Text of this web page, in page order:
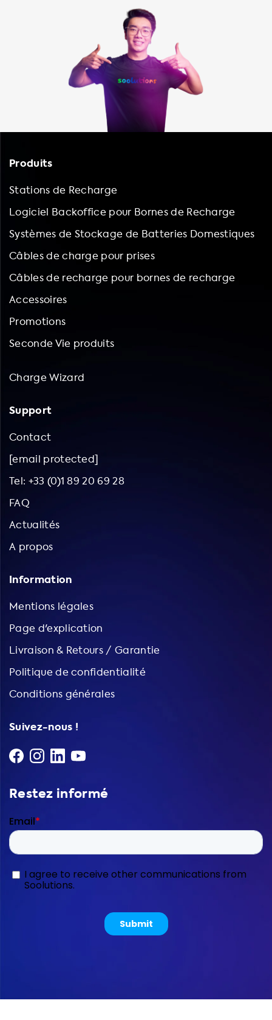
Produits
Stations de Recharge
Logiciel Backoffice pour Bornes de Recharge
Systèmes de Stockage de Batteries Domestiques
Câbles de charge pour prises
Câbles de recharge pour bornes de recharge
Accessoires
Promotions
Seconde Vie produits
Charge Wizard
Support
Contact
[email protected]
Tel: +33 (0)1 89 20 69 28
FAQ
Actualités
A propos
Information
Mentions légales
Page d'explication
Livraison & Retours / Garantie
Politique de confidentialité
Conditions générales
Suivez-nous !
Restez informé